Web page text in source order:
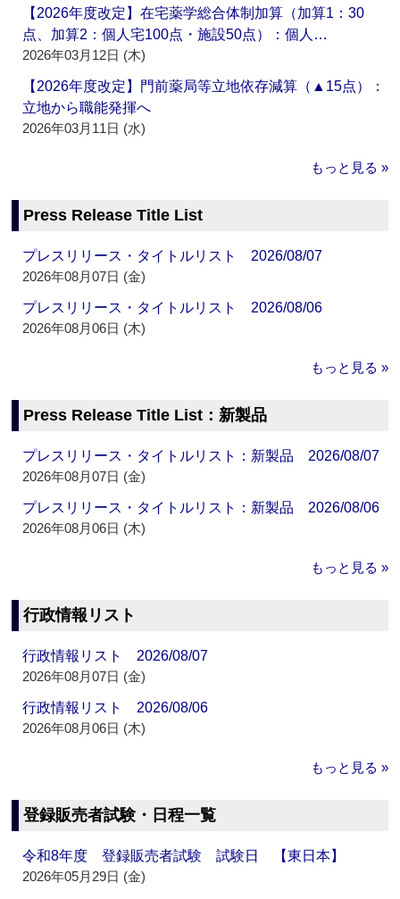
【2026年度改定】在宅薬学総合体制加算（加算1：30
点、加算2：個人宅100点・施設50点）：個人…
2026年03月12日 (木)
【2026年度改定】門前薬局等立地依存減算（▲15点）：
立地から職能発揮へ
2026年03月11日 (水)
もっと見る »
Press Release Title List
プレスリリース・タイトルリスト 2026/08/07
2026年08月07日 (金)
プレスリリース・タイトルリスト 2026/08/06
2026年08月06日 (木)
もっと見る »
Press Release Title List：新製品
プレスリリース・タイトルリスト：新製品 2026/08/07
2026年08月07日 (金)
プレスリリース・タイトルリスト：新製品 2026/08/06
2026年08月06日 (木)
もっと見る »
行政情報リスト
行政情報リスト 2026/08/07
2026年08月07日 (金)
行政情報リスト 2026/08/06
2026年08月06日 (木)
もっと見る »
登録販売者試験・日程一覧
令和8年度 登録販売者試験 試験日 【東日本】
2026年05月29日 (金)